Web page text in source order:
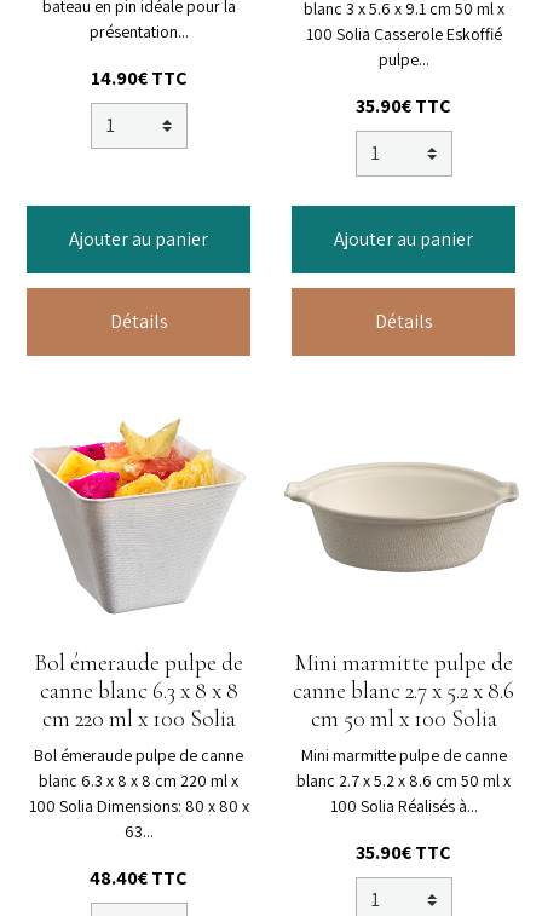
bateau en pin idéale pour la
présentation...
14.90€ TTC
Ajouter au panier
Détails
blanc 3 x 5.6 x 9.1 cm 50 ml x
100 Solia Casserole Eskoffié
pulpe...
35.90€ TTC
Ajouter au panier
Détails
Bol émeraude pulpe de
canne blanc 6.3 x 8 x 8
cm 220 ml x 100 Solia
Bol émeraude pulpe de canne
blanc 6.3 x 8 x 8 cm 220 ml x
100 Solia Dimensions: 80 x 80 x
63...
48.40€ TTC
Mini marmitte pulpe de
canne blanc 2.7 x 5.2 x 8.6
cm 50 ml x 100 Solia
Mini marmitte pulpe de canne
blanc 2.7 x 5.2 x 8.6 cm 50 ml x
100 Solia Réalisés à...
35.90€ TTC